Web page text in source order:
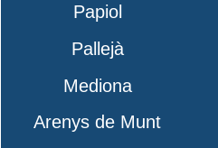
Papiol
Pallejà
Mediona
Arenys de Munt